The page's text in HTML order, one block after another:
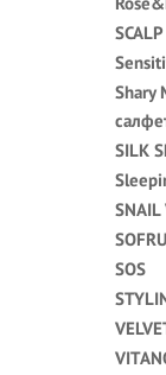
Shary
SILK
SNAIL
SOS